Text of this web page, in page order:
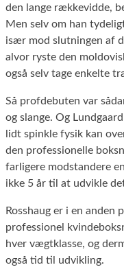
den lange rækkevidde,
Men selv om han
især mod slutningen af
alvor ryste den
også selv tage enkelte
Så profdebuten var
og slange. Og
lidt spinkle fysik kan
den professionelle
farligere modstandere
ikke 5 år til at udvikle
Rosshaug er i en anden
professionel
hver vægtklasse, og
også tid til udvikling.